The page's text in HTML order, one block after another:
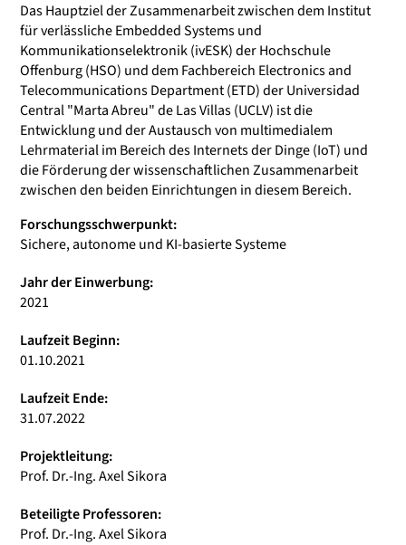
Das Hauptziel der Zusammenarbeit zwischen dem Institut
für verlässliche Embedded Systems und
Kommunikationselektronik (ivESK) der Hochschule
Offenburg (HSO) und dem Fachbereich Electronics and
Telecommunications Department (ETD) der Universidad
Central "Marta Abreu" de Las Villas (UCLV) ist die
Entwicklung und der Austausch von multimedialem
Lehrmaterial im Bereich des Internets der Dinge (IoT) und
die Förderung der wissenschaftlichen Zusammenarbeit
zwischen den beiden Einrichtungen in diesem Bereich.
Forschungsschwerpunkt:
Sichere, autonome und KI-basierte Systeme
Jahr der Einwerbung:
2021
Laufzeit Beginn:
01.10.2021
Laufzeit Ende:
31.07.2022
Projektleitung:
Prof. Dr.-Ing. Axel Sikora
Beteiligte Professoren:
Prof. Dr.-Ing. Axel Sikora